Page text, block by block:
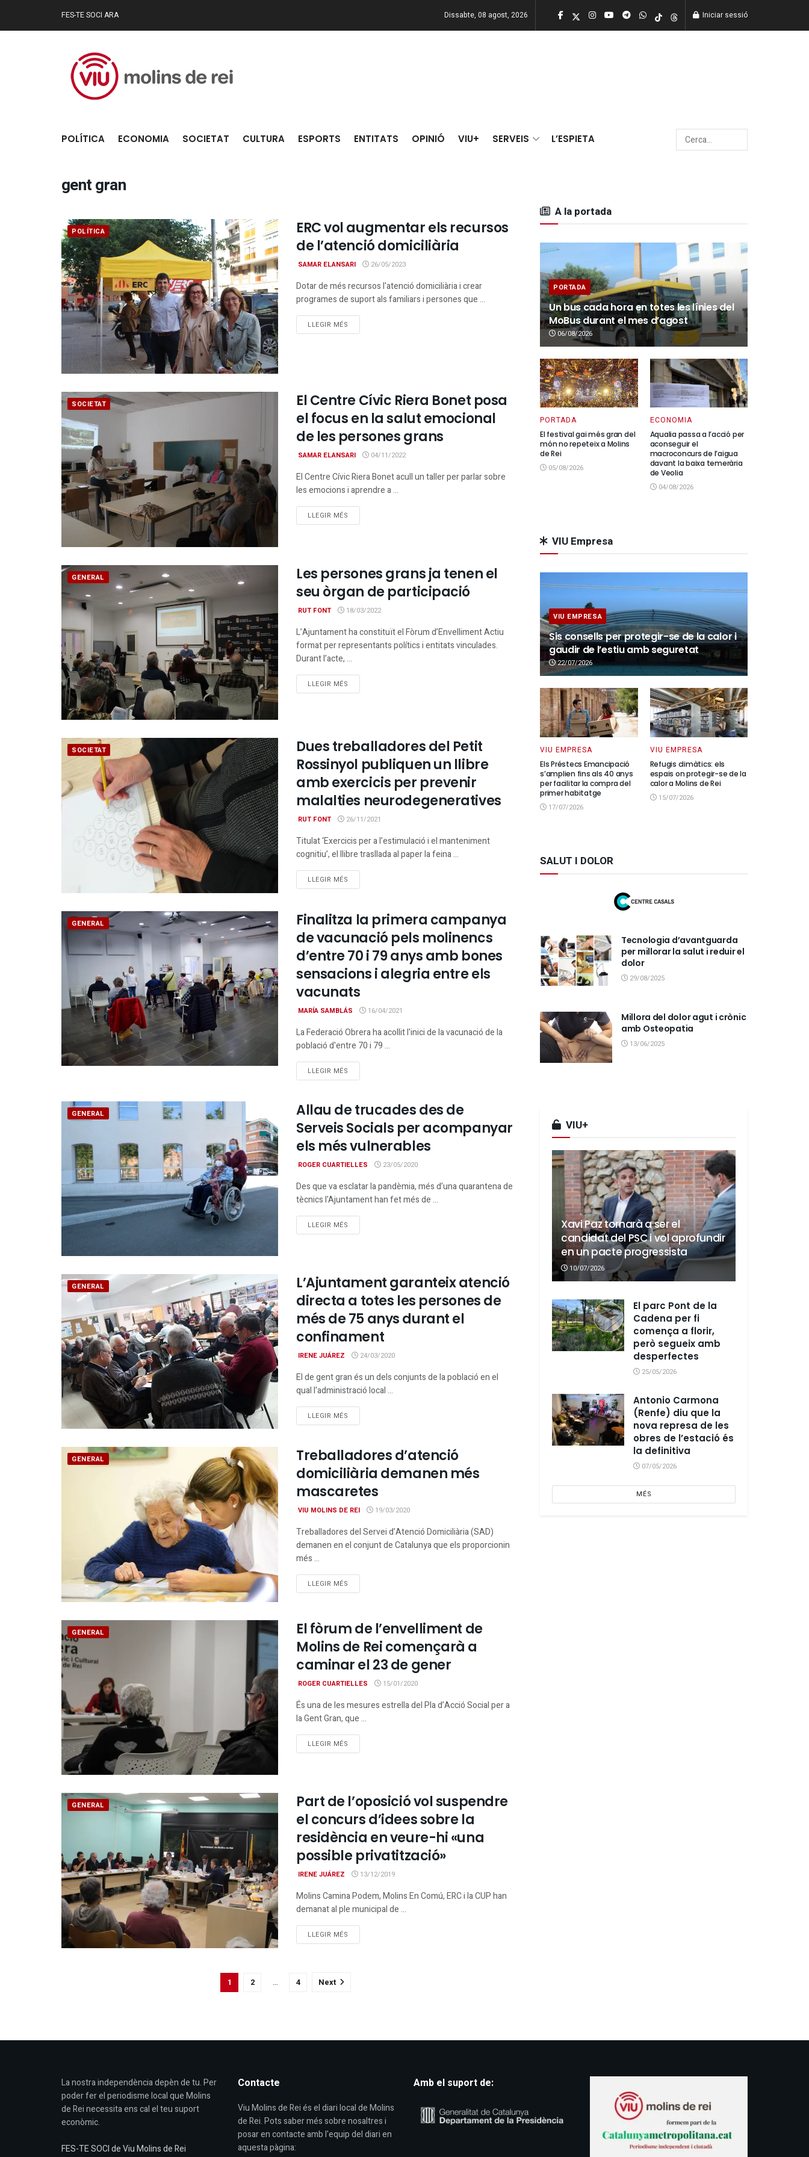
FES-TE SOCI ARA Dissabte, 08 agost, 2026 Iniciar sessió
POLÍTICA ECONOMIA SOCIETAT CULTURA ESPORTS ENTITATS OPINIÓ VIU+ SERVEIS L’ESPIETA
gent gran
POLÍTICA
ERC vol augmentar els recursos
de l’atenció domiciliària
SAMAR ELANSARI 26/05/2023
Dotar de més recursos l'atenció domiciliària i crear
programes de suport als familiars i persones que ...
LLEGIR MÉS
SOCIETAT
El Centre Cívic Riera Bonet posa
el focus en la salut emocional
de les persones grans
SAMAR ELANSARI 04/11/2022
El Centre Cívic Riera Bonet acull un taller per parlar sobre
les emocions i aprendre a ...
LLEGIR MÉS
GENERAL
Les persones grans ja tenen el
seu òrgan de participació
RUT FONT 18/03/2022
L’Ajuntament ha constituït el Fòrum d’Envelliment Actiu
format per representants polítics i entitats vinculades.
Durant l’acte, ...
LLEGIR MÉS
SOCIETAT
Dues treballadores del Petit
Rossinyol publiquen un llibre
amb exercicis per prevenir
malalties neurodegeneratives
RUT FONT 26/11/2021
Titulat ‘Exercicis per a l’estimulació i el manteniment
cognitiu’, el llibre trasllada al paper la feina ...
LLEGIR MÉS
GENERAL
Finalitza la primera campanya
de vacunació pels molinencs
d’entre 70 i 79 anys amb bones
sensacions i alegria entre els
vacunats
MARÍA SAMBLÁS 16/04/2021
La Federació Obrera ha acollit l'inici de la vacunació de la
població d'entre 70 i 79 ...
LLEGIR MÉS
GENERAL
Allau de trucades des de
Serveis Socials per acompanyar
els més vulnerables
ROGER CUARTIELLES 23/05/2020
Des que va esclatar la pandèmia, més d’una quarantena de
tècnics l'Ajuntament han fet més de ...
LLEGIR MÉS
GENERAL
L’Ajuntament garanteix atenció
directa a totes les persones de
més de 75 anys durant el
confinament
IRENE JUÁREZ 24/03/2020
El de gent gran és un dels conjunts de la població en el
qual l'administració local ...
LLEGIR MÉS
GENERAL
Treballadores d’atenció
domiciliària demanen més
mascaretes
VIU MOLINS DE REI 19/03/2020
Treballadores del Servei d’Atenció Domiciliària (SAD)
demanen en el conjunt de Catalunya que els proporcionin
més ...
LLEGIR MÉS
GENERAL
El fòrum de l’envelliment de
Molins de Rei començarà a
caminar el 23 de gener
ROGER CUARTIELLES 15/01/2020
És una de les mesures estrella del Pla d’Acció Social per a
la Gent Gran, que ...
LLEGIR MÉS
GENERAL
Part de l’oposició vol suspendre
el concurs d’idees sobre la
residència en veure-hi «una
possible privatització»
IRENE JUÁREZ 13/12/2019
Molins Camina Podem, Molins En Comú, ERC i la CUP han
demanat al ple municipal de ...
LLEGIR MÉS
1 2 … 4 Next
A la portada
PORTADA
Un bus cada hora en totes les línies del
MoBus durant el mes d’agost
06/08/2026
PORTADA
El festival gai més gran del
món no repeteix a Molins
de Rei
05/08/2026
ECONOMIA
Aqualia passa a l’acció per
aconseguir el
macroconcurs de l’aigua
davant la baixa temerària
de Veolia
04/08/2026
VIU Empresa
VIU EMPRESA
Sis consells per protegir-se de la calor i
gaudir de l’estiu amb seguretat
22/07/2026
VIU EMPRESA
Els Préstecs Emancipació
s’amplien fins als 40 anys
per facilitar la compra del
primer habitatge
17/07/2026
VIU EMPRESA
Refugis climàtics: els
espais on protegir-se de la
calor a Molins de Rei
15/07/2026
SALUT I DOLOR
Tecnologia d’avantguarda
per millorar la salut i reduir el
dolor
29/08/2025
Millora del dolor agut i crònic
amb Osteopatia
13/06/2025
VIU+
Xavi Paz tornarà a ser el
candidat del PSC i vol aprofundir
en un pacte progressista
10/07/2026
El parc Pont de la
Cadena per fi
comença a florir,
però segueix amb
desperfectes
25/05/2026
Antonio Carmona
(Renfe) diu que la
nova represa de les
obres de l’estació és
la definitiva
07/05/2026
MÉS
La nostra independència depèn de tu. Per
poder fer el periodisme local que Molins
de Rei necessita ens cal el teu suport
econòmic.
FES-TE SOCI de Viu Molins de Rei
Contacte
Viu Molins de Rei és el diari local de Molins
de Rei. Pots saber més sobre nosaltres i
posar en contacte amb l'equip del diari en
aquesta pàgina:
Amb el suport de: